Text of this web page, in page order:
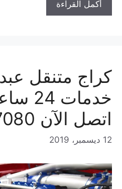
أكمل القراءة
كراج متنقل
خدمات
اتصل الآن 65807080
12 ديسمبر، 2019